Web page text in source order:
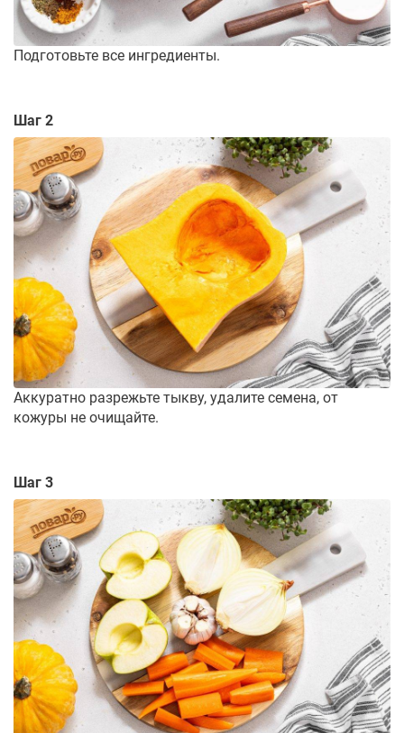
Подготовьте все ингредиенты.
Шаг 2
Аккуратно разрежьте тыкву, удалите семена, от
кожуры не очищайте.
Шаг 3